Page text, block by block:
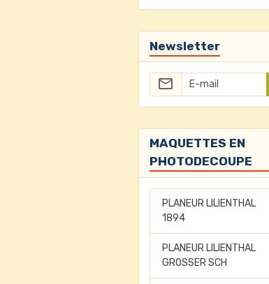
Newsletter
MAQUETTES EN
PHOTODECOUPE
PLANEUR LILIENTHAL
1894
PLANEUR LILIENTHAL
GROSSER SCH